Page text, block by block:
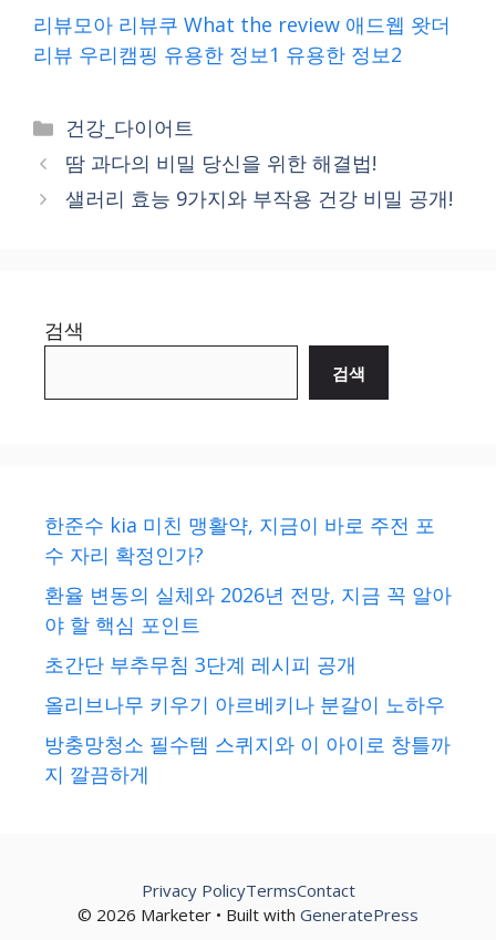
리뷰모아 리뷰쿠 What the review 애드웹 왓더
리뷰 우리캠핑 유용한 정보1 유용한 정보2
Categories
건강_다이어트
땀 과다의 비밀 당신을 위한 해결법!
샐러리 효능 9가지와 부작용 건강 비밀 공개!
검색
검색
한준수 kia 미친 맹활약, 지금이 바로 주전 포
수 자리 확정인가?
환율 변동의 실체와 2026년 전망, 지금 꼭 알아
야 할 핵심 포인트
초간단 부추무침 3단계 레시피 공개
올리브나무 키우기 아르베키나 분갈이 노하우
방충망청소 필수템 스퀴지와 이 아이로 창틀까
지 깔끔하게
© 2026 Marketer • Built with GeneratePress
Privacy PolicyTermsContact